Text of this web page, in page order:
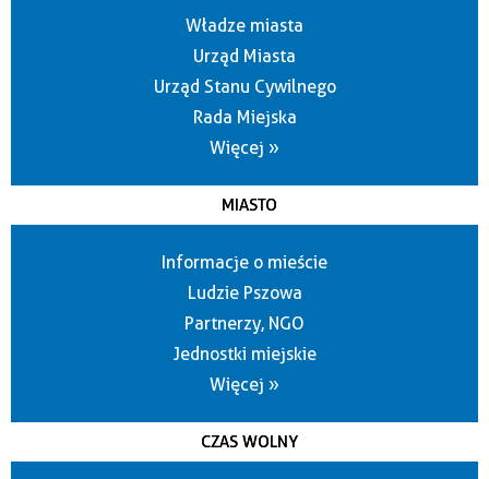
Władze miasta
Urząd Miasta
Urząd Stanu Cywilnego
Rada Miejska
Więcej »
MIASTO
Informacje o mieście
Ludzie Pszowa
Partnerzy, NGO
Jednostki miejskie
Więcej »
CZAS WOLNY